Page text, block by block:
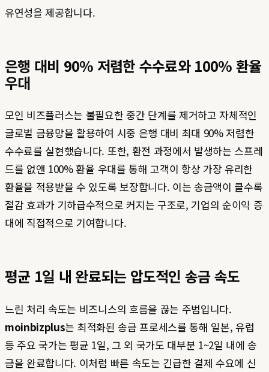
유연성을 제공합니다.
은행 대비 90% 저렴한 수수료와 100% 환율
우대
모인 비즈플러스는 불필요한 중간 단계를 제거하고 자체적인
글로벌 금융망을 활용하여 시중 은행 대비 최대 90% 저렴한
수수료를 실현했습니다. 또한, 환전 과정에서 발생하는 스프레
드를 없앤 100% 환율 우대를 통해 고객이 항상 가장 유리한
환율을 적용받을 수 있도록 보장합니다. 이는 송금액이 클수록
절감 효과가 기하급수적으로 커지는 구조로, 기업의 순이익 증
대에 직접적으로 기여합니다.
평균 1일 내 완료되는 압도적인 송금 속도
느린 처리 속도는 비즈니스의 흐름을 끊는 주범입니다.
moinbizplus는 최적화된 송금 프로세스를 통해 일본, 유럽
등 주요 국가는 평균 1일, 그 외 국가도 대부분 1~2일 내에 송
금을 완료합니다. 이처럼 빠른 속도는 긴급한 결제 수요에 신